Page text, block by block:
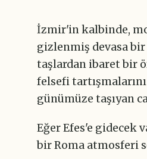
İzmir'in kalbinde,
gizlenmiş devasa
taşlardan ibaret bir
felsefi
günümüze taşıyan
Eğer Efes'e gidecek
bir Roma atmosferi